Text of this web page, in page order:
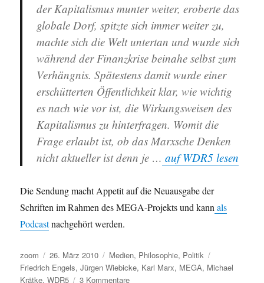
der Kapitalismus munter weiter, eroberte das
globale Dorf, spitzte sich immer weiter zu,
machte sich die Welt untertan und wurde sich
während der Finanzkrise beinahe selbst zum
Verhängnis. Spätestens damit wurde einer
erschütterten Öffentlichkeit klar, wie wichtig
es nach wie vor ist, die Wirkungsweisen des
Kapitalismus zu hinterfragen. Womit die
Frage erlaubt ist, ob das Marxsche Denken
nicht aktueller ist denn je … auf WDR5 lesen
Die Sendung macht Appetit auf die Neuausgabe der
Schriften im Rahmen des MEGA-Projekts und kann als
Podcastnachgehört werden.
Autor
zoom
Veröffentlicht
am
26. März 2010 Kategorien
Medien, Philosophie, Politik
Friedrich Engels,Jürgen Wiebicke, Karl Marx, MEGA, Michael
Krätke,WDR5 3 Kommentarezu